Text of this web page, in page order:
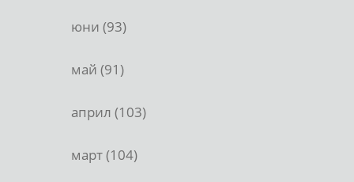
юни (93)
май (91)
април (103)
март (104)